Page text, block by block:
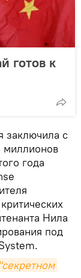
готов к
заключила с
миллионов
года
Нила
под